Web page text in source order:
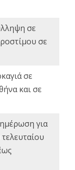
σε
σε
σε
και σε
για